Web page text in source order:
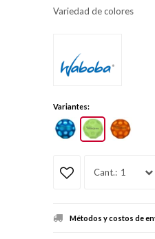
Variedad de colores
Variantes:
1
Métodos y costos de